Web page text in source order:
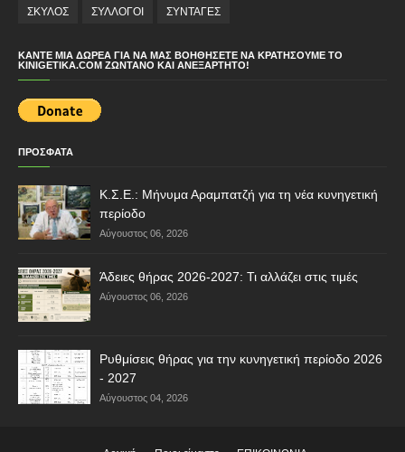
ΣΚΥΛΟΣ ΣΥΛΛΟΓΟΙ ΣΥΝΤΑΓΕΣ
ΚΆΝΤΕ ΜΙΑ ΔΩΡΕΆ ΓΙΑ ΝΑ ΜΑΣ ΒΟΗΘΉΣΕΤΕ ΝΑ ΚΡΑΤΉΣΟΥΜΕ ΤΟ
KINIGETIKA.COM ΖΩΝΤΑΝΌ ΚΑΙ ΑΝΕΞΆΡΤΗΤΟ!
ΠΡΟΣΦΑΤΑ
Κ.Σ.Ε.: Μήνυμα Αραμπατζή για τη νέα κυνηγετική
περίοδο
Αύγουστος 06, 2026
Άδειες θήρας 2026-2027: Τι αλλάζει στις τιμές
Αύγουστος 06, 2026
Ρυθμίσεις θήρας για την κυνηγετική περίοδο 2026
- 2027
Αύγουστος 04, 2026